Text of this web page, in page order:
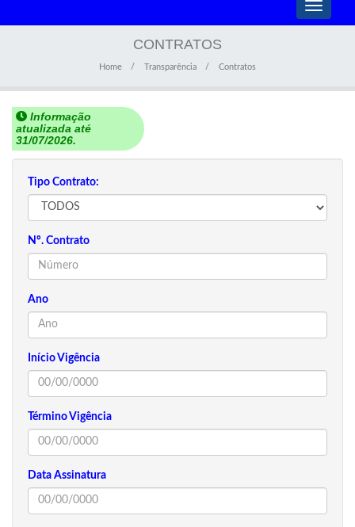
Toggle
CONTRATOS
Home Transparência Contratos
Informação
atualizada até
31/07/2026.
Tipo Contrato:
Nº. Contrato
Ano
Início Vigência
Término Vigência
Data Assinatura